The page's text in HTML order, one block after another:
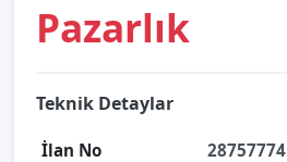
Pazarlık
Teknik Detaylar
İlan No 28757774